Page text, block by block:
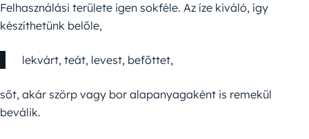
Felhasználási területe igen sokféle. Az íze kiváló, így
készíthetünk belőle,
lekvárt, teát, levest, befőttet,
sőt, akár szörp vagy bor alapanyagaként is remekül
beválik.